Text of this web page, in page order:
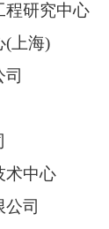
程研究中心
(上海)
术中心
司